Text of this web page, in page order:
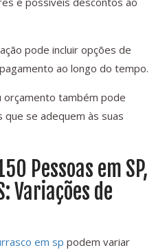
pode incluir opções de
ao longo do tempo.
também pode
que se adequem às suas
Pessoas em SP,
Variações de
em sp podem variar